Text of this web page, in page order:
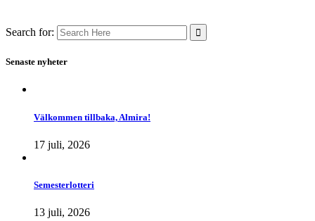
Search for:
Senaste nyheter
Välkommen tillbaka, Almira!
17 juli, 2026
Semesterlotteri
13 juli, 2026